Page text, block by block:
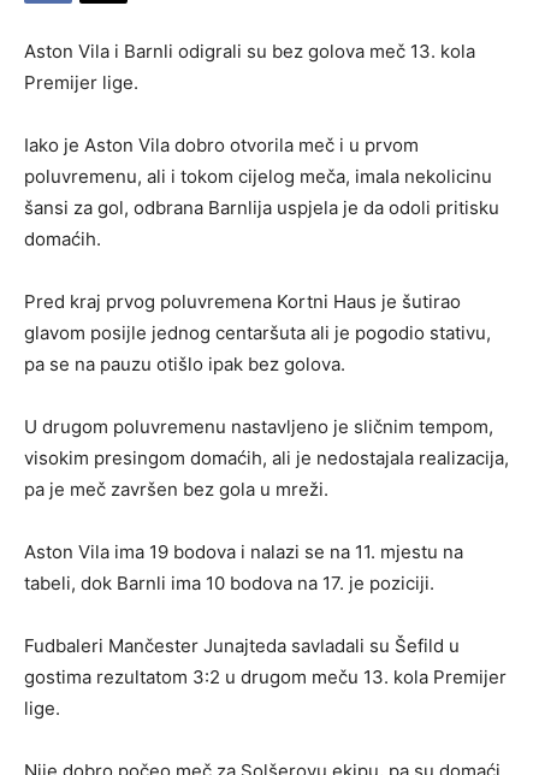
Aston Vila i Barnli odigrali su bez golova meč 13. kola
Premijer lige.
Iako je Aston Vila dobro otvorila meč i u prvom
poluvremenu, ali i tokom cijelog meča, imala nekolicinu
šansi za gol, odbrana Barnlija uspjela je da odoli pritisku
domaćih.
Pred kraj prvog poluvremena Kortni Haus je šutirao
glavom posijle jednog centaršuta ali je pogodio stativu,
pa se na pauzu otišlo ipak bez golova.
U drugom poluvremenu nastavljeno je sličnim tempom,
visokim presingom domaćih, ali je nedostajala realizacija,
pa je meč završen bez gola u mreži.
Aston Vila ima 19 bodova i nalazi se na 11. mjestu na
tabeli, dok Barnli ima 10 bodova na 17. je poziciji.
Fudbaleri Mančester Junajteda savladali su Šefild u
gostima rezultatom 3:2 u drugom meču 13. kola Premijer
lige.